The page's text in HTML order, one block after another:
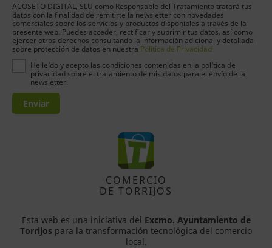
ACOSETO DIGITAL, SLU como Responsable del Tratamiento tratará tus
datos con la finalidad de remitirte la newsletter con novedades
comerciales sobre los servicios y productos disponibles a través de la
presente web. Puedes acceder, rectificar y suprimir tus datos, así como
ejercer otros derechos consultando la información adicional y detallada
sobre protección de datos en nuestra Política de Privacidad
He leído y acepto las condiciones contenidas en la política de
privacidad sobre el tratamiento de mis datos para el envío de la
newsletter.
Enviar
COMERCIO
DE TORRIJOS
Esta web es una iniciativa del Excmo. Ayuntamiento de
Torrijos para la transformación tecnológica del comercio
local.